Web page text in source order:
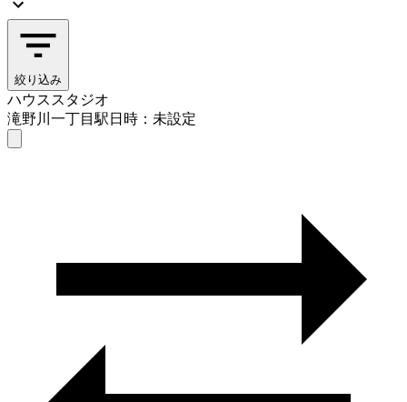
絞り込み
ハウススタジオ
滝野川一丁目駅日時：未設定